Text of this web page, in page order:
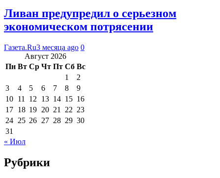
Ливан предупредил о серьезном
экономическом потрясении
Газета.Ru3 месяца ago 0
Август 2026
Пн Вт Ср Чт Пт Сб Вс
1
2
3
4 5 6 7 8
9
10 11 12 13 14 15 16
17 18 19 20 21 22 23
24 25 26 27 28 29 30
31
« Июл
Рубрики